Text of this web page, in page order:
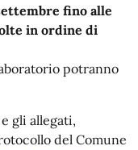
fino alle
in ordine di
potranno
gli allegati,
del Comune